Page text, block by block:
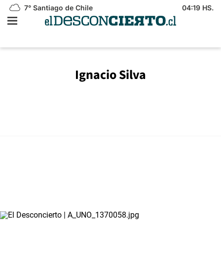
7° Santiago de Chile 04:19 HS.
Ignacio Silva